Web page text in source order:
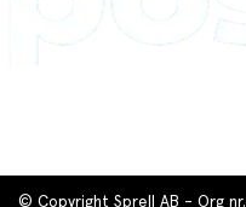
© Copyright Sprell AB - Org nr.